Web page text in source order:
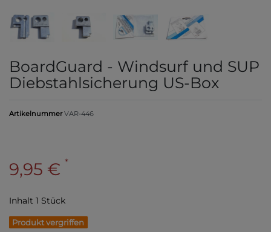
BoardGuard - Windsurf und SUP
Diebstahlsicherung US-Box
ArtikelnummerVAR-446
9,95 € *
Inhalt 1 Stück
Produkt vergriffen